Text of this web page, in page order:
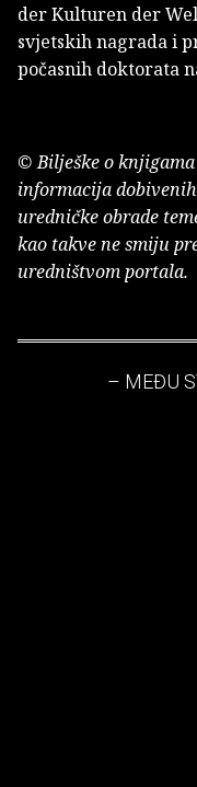
der Kulturen der
svjetskih nagrada i
počasnih doktorata
© Bilješke o
informacija
uredničke obrade
kao takve ne smiju
uredništvom portala.
– MEĐU